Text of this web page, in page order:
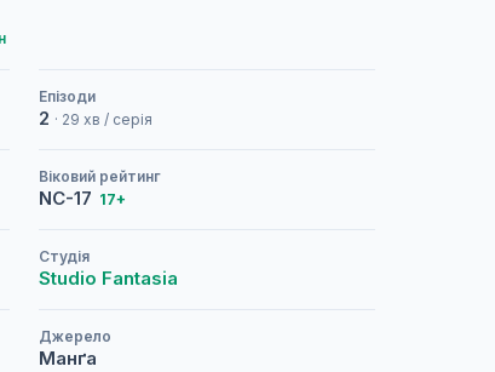
Епізоди
2 · 29 хв / серія
Віковий рейтинг
NC-17 17+
Студія
Studio Fantasia
Джерело
Манґа